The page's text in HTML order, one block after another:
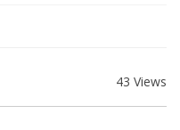
43 Views